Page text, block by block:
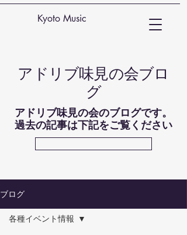
Kyoto Music
​アドリブ味見の会ブロ
グ
アドリブ味見の会のブログです。
過去の記事は下記をご覧ください
ブログ
各種イベント情報